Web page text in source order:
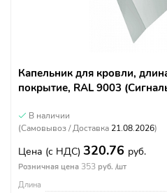
Капельник для кровли,
покрытие, RAL 9003
В наличии
(Самовывоз / Доставка 21.08.2026)
Цена (с НДС) 320.76 руб.
Розничная цена 353 руб. /шт
Длина